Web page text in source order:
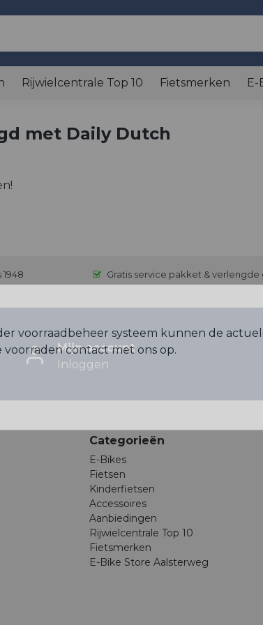
Rijwielcentrale Top 10 Fietsmerken E-
met Daily Dutch
Gratis service pakket & verlengde
Mijn account
Inloggen
Categorieën
E-Bikes
Fietsen
Kinderfietsen
Accessoires
Aanbiedingen
Rijwielcentrale Top 10
Fietsmerken
E-Bike Store Aalsterweg
voorraadbeheer systeem kunnen de
contact met ons op.